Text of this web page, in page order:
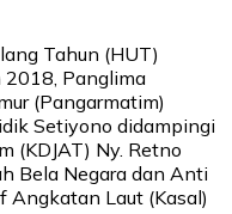
Tahun (HUT)
2018, Panglima
(Pangarmatim)
Setiyono didampingi
(KDJAT) Ny. Retno
Bela Negara dan Anti
Angkatan Laut (Kasal)